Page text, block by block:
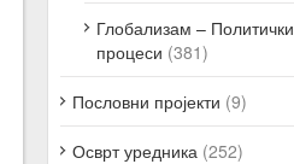
Глобализам – Политички
процеси (381)
Пословни пројекти (9)
Осврт уредника (252)